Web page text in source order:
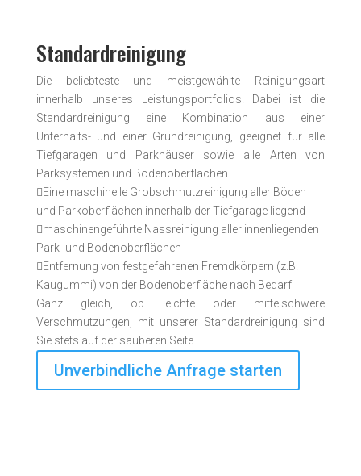
Standardreinigung
Die beliebteste und meistgewählte Reini­gungsart
innerhalb unseres Leistungs­portfolios. Dabei ist die
Standard­reinigung eine Kombination aus einer
Unterhalts- und einer Grund­reinigung, geeignet für alle
Tiefgaragen und Parkhäuser sowie alle Arten von
Parksystemen und Boden­oberflächen.
Eine maschinelle Grobschmutzreinigung aller Böden
und Parkoberflächen innerhalb der Tiefgarage liegend
maschinengeführte Nassreinigung aller innenliegenden
Park- und Bodenoberflächen
Entfernung von festgefahrenen Fremdkörpern (z.B.
Kaugummi) von der Bodenoberfläche nach Bedarf
Ganz gleich, ob leichte oder mittel­schwere
Verschmutzungen, mit unserer Standard­reinigung sind
Sie stets auf der sauberen Seite.
Unverbindliche Anfrage starten